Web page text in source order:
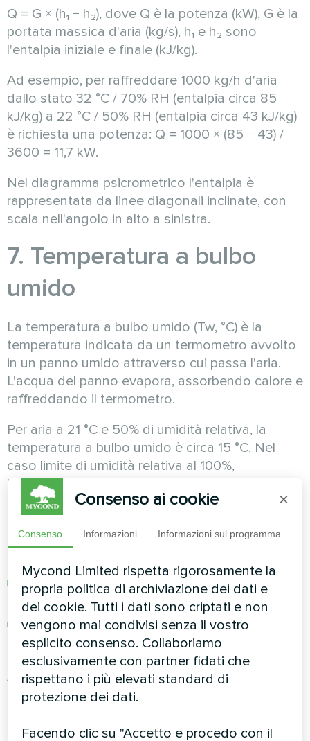
Q = G × (h₁ − h₂), dove Q è la potenza (kW), G è la
portata massica d'aria (kg/s), h₁ e h₂ sono
l'entalpia iniziale e finale (kJ/kg).
Ad esempio, per raffreddare 1000 kg/h d'aria
dallo stato 32 °C / 70% RH (entalpia circa 85
kJ/kg) a 22 °C / 50% RH (entalpia circa 43 kJ/kg)
è richiesta una potenza: Q = 1000 × (85 − 43) /
3600 = 11,7 kW.
Nel diagramma psicrometrico l'entalpia è
rappresentata da linee diagonali inclinate, con
scala nell'angolo in alto a sinistra.
7. Temperatura a bulbo
umido
La temperatura a bulbo umido (Tw, °C) è la
temperatura indicata da un termometro avvolto
in un panno umido attraverso cui passa l'aria.
L'acqua del panno evapora, assorbendo calore e
raffreddando il termometro.
Per aria a 21 °C e 50% di umidità relativa, la
temperatura a bulbo umido è circa 15 °C. Nel
caso limite di umidità relativa al 100%,
l'evaporazione non è possibile e la temperatura
a bulbo umido coincide con quella a bulbo
secco.
Questo parametro è utilizzato per:
Misurazioni semplici dell'umidità con uno
psicrometro a rotazione
Valutare il potenziale del raffrescamento
evaporativo
Ad esempio, in una giornata calda a 35 °C e 30%
di umidità relativa, la temperatura a bulbo umido
raffrescamento evaporativo (senza freddo
Consenso ai cookie ×
Consenso Informazioni Informazioni sul programma
Mycond Limited rispetta rigorosamente la
propria politica di archiviazione dei dati e
dei cookie. Tutti i dati sono criptati e non
vengono mai condivisi senza il vostro
esplicito consenso. Collaboriamo
esclusivamente con partner fidati che
rispettano i più elevati standard di
protezione dei dati.
Facendo clic su "Accetto e procedo con il